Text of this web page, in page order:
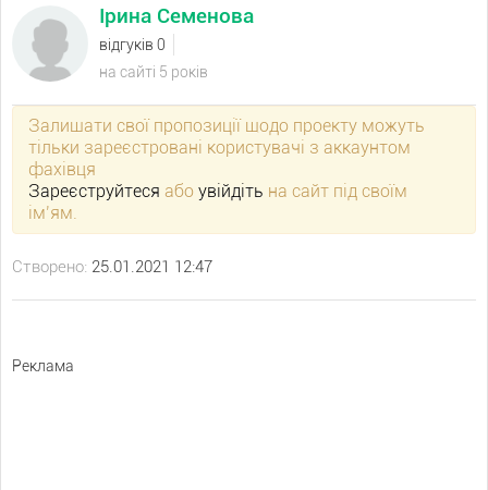
Ірина Семенова
відгуків 0
на сайті 5 років
Залишати свої пропозиції щодо проекту можуть
тільки зареєстровані користувачі з аккаунтом
фахівця
Зареєструйтеся або увійдіть на сайт під своїм
ім’ям.
Створено: 25.01.2021 12:47
Реклама